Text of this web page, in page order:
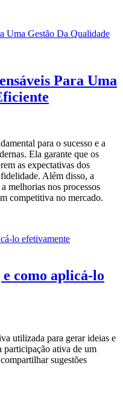
Para Uma
para o sucesso e a
Ela garante que os
as expectativas dos
Além disso, a
melhorias nos processos
competitiva no mercado.
como aplicá-lo
utilizada para gerar ideias e
ativa de um
sugestões